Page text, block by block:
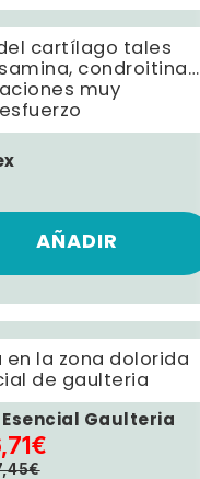
cartílago tales
condroitina…
muy
AÑADIR
la zona dolorida
de gaulteria
Gaulteria